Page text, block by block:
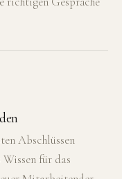
Abschlüssen
für das